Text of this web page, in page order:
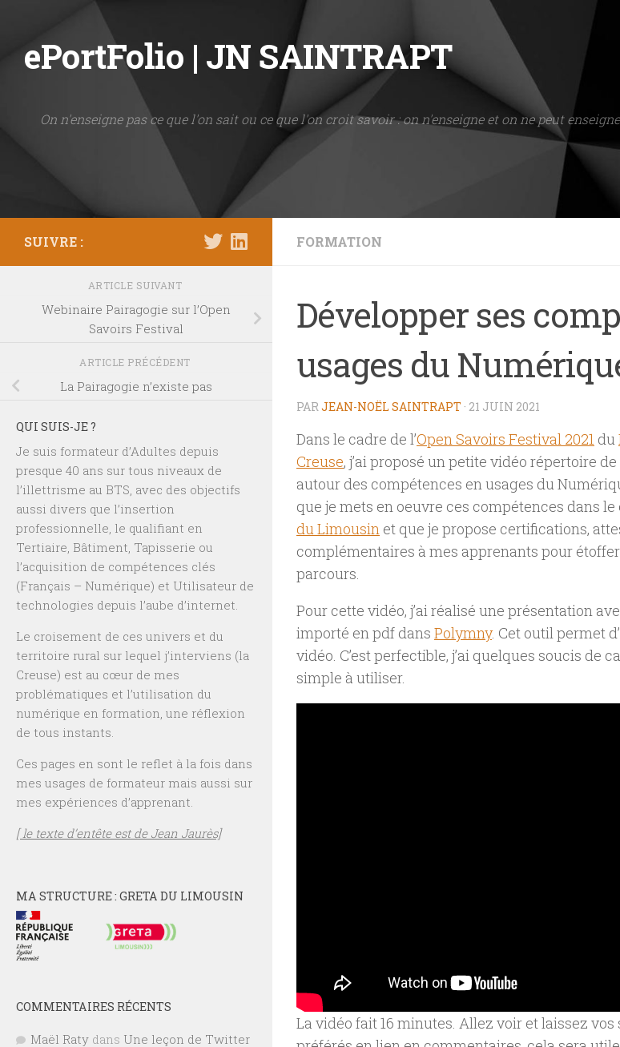
Skip to content
ePortFolio | JN SAINTRAPT
On n'enseigne pas ce que l'on sait ou ce que l'on croit savoir : on n'enseigne et on ne peut
FORMATION
Développer ses
usages du
PARJEAN-NOËL SAINTRAPT · 21 JUIN 2021
Dans le cadre de l’Open Savoirs Festival 2021 du
Creuse, j’ai proposé un petite vidéo répertoire
autour des compétences en usages du
que je mets en oeuvre ces compétences dans
du Limousin et que je propose certifications,
complémentaires à mes apprenants pour
parcours.
Pour cette vidéo, j’ai réalisé une présentation
importé en pdf dans Polymny. Cet outil permet
vidéo. C’est perfectible, j’ai quelques soucis de
simple à utiliser.
La vidéo fait 16 minutes. Allez voir et laissez
SUIVRE :
ARTICLE SUIVANT
Webinaire Pairagogie sur l’Open
Savoirs Festival
ARTICLE PRÉCÉDENT
La Pairagogie n’existe pas
QUI SUIS-JE ?
Je suis formateur d’Adultes depuis
presque 40 ans sur tous niveaux de
l’illettrisme au BTS, avec des objectifs
aussi divers que l’insertion
professionnelle, le qualifiant en
Tertiaire, Bâtiment, Tapisserie ou
l’acquisition de compétences clés
(Français – Numérique) et Utilisateur de
technologies depuis l’aube d’internet.
Le croisement de ces univers et du
territoire rural sur lequel j’interviens (la
Creuse) est au cœur de mes
problématiques et l’utilisation du
numérique en formation, une réflexion
de tous instants.
Ces pages en sont le reflet à la fois dans
mes usages de formateur mais aussi sur
mes expériences d’apprenant.
[ le texte d’entête est de Jean Jaurès]
MA STRUCTURE : GRETA DU LIMOUSIN
COMMENTAIRES RÉCENTS
Maël Raty dans Une leçon de Twitter